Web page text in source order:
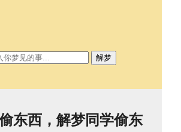
东西，解梦同学偷东
解梦